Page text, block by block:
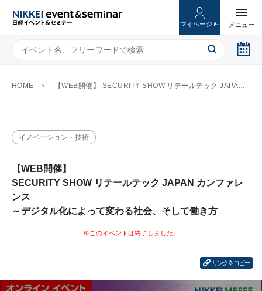
マイページ
HOME 【WEB開催】 SECURITY SHOW リテールテック JAPAN カンファレンス ～デジタル化によって変わる社会、そして働き方
イノベーション・技術
【WEB開催】
SECURITY SHOW リテールテック JAPAN カンファレ
ンス
～デジタル化によって変わる社会、そして働き方
リンクをコピー